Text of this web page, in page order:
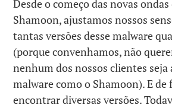
Desde o começo das novas
Shamoon, ajustamos nossos
tantas versões desse malware
(porque convenhamos, não
nenhum dos nossos clientes
malware como o Shamoon). E de
encontrar diversas versões.